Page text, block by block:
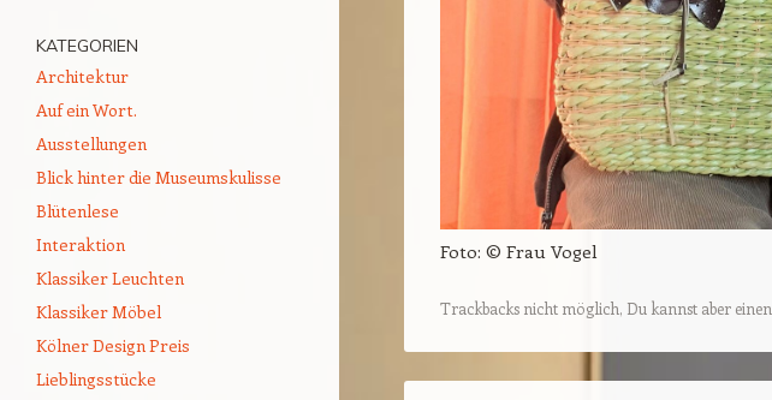
Foto: © Frau Vogel
Trackbacks nicht möglich, Du kannst aber einen
KATEGORIEN
Architektur
Auf ein Wort.
Ausstellungen
Blick hinter die Museumskulisse
Blütenlese
Interaktion
Klassiker Leuchten
Klassiker Möbel
Kölner Design Preis
Lieblingsstücke